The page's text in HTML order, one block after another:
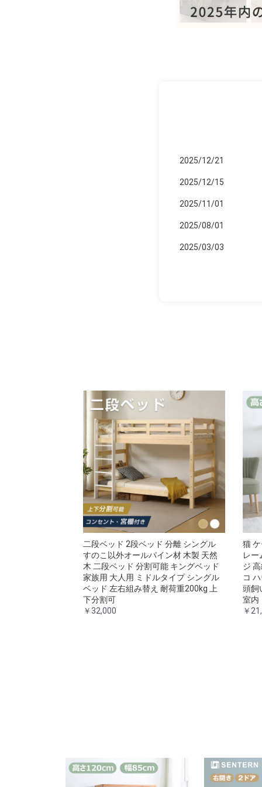
2025/12/21
2025/12/15
2025/11/01
2025/08/01
2025/03/03
二段ベッド 2段ベッド 分離 シングル
すのこ以外オールパイン材 木製 天然
木 二段ベッド 分割可能 キングベッド
家族用 大人用 ミドルタイプ シングル
ベッド 左右組み替え 耐荷重200kg 上
下分割可
￥32,000
猫
レー
ジ
コ
頭飼
室内
￥